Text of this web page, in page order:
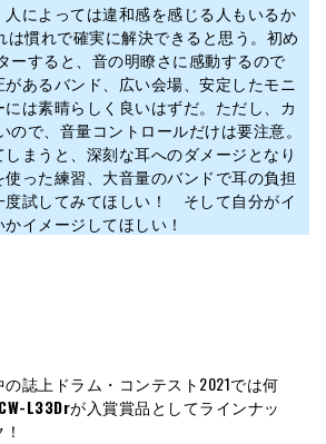
によっては違和感を感じる人もいるか
は慣れで確実に解決できると思う。初め
ーすると、音の明瞭さに感動するので
あるバンド、広い会場、安定したモニ
は素晴らしく良いはずだ。ただし、カ
ので、音量コントロールだけは要注意。
まうと、深刻な耳へのダメージとなり
った練習、大音量のバンドで耳の負担
度試してみてほしい！ そして自分がイ
イメージしてほしい！
誌上ドラム・コンテスト2021では何
L33Drが入賞賞品としてラインナッ